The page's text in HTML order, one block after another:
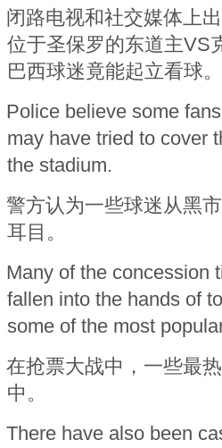
闭路电视和社交媒体上
位于圣保罗的东道主VS
巴西球迷竟能起立看球
Police believe some
may have tried to cover
the stadium.
警方认为一些球迷从黑
耳目。
Many of the concession
fallen into the hands of
some of the most
在抢票大战中，一些最
中。
There have also been